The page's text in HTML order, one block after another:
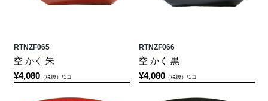
RTNZF065
空 かく 朱
¥4,080（税抜）/1コ
RTNZF066
空 かく 黒
¥4,080（税抜）/1コ